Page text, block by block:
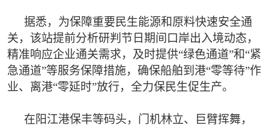
据悉，为保障重要民生能源和原料快速安全通
关，该站提前分析研判节日期间口岸出入境动态，
精准响应企业通关需求，及时提供“绿色通道”和“紧
急通道”等服务保障措施，确保船舶到港“零等待”作
业、离港“零延时”放行，全力保民生促生产。
在阳江港保丰等码头，门机林立、巨臂挥舞，